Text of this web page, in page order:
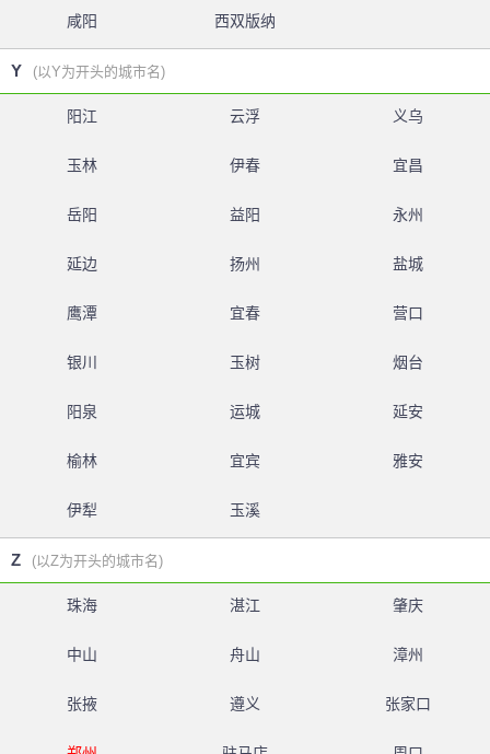
咸阳 西双版纳
Y (以Y为开头的城市名)
阳江 云浮 义乌
玉林 伊春 宜昌
岳阳 益阳 永州
延边 扬州 盐城
鹰潭 宜春 营口
银川 玉树 烟台
阳泉 运城 延安
榆林 宜宾 雅安
伊犁 玉溪
Z (以Z为开头的城市名)
珠海 湛江 肇庆
中山 舟山 漳州
张掖 遵义 张家口